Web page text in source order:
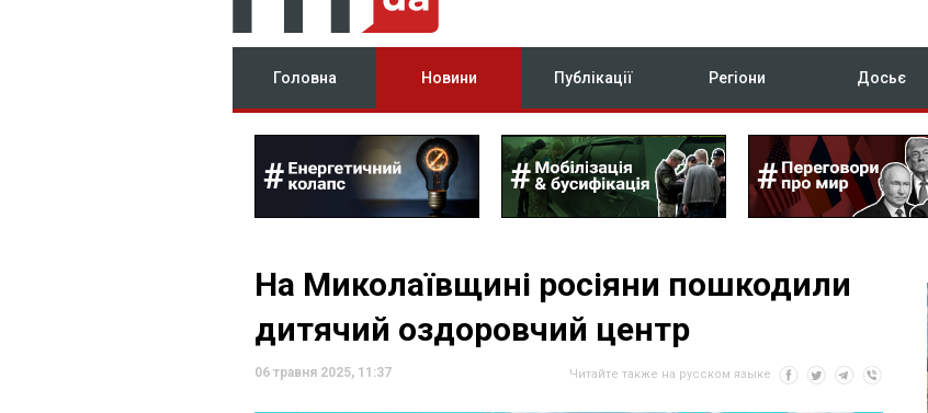
Головна Новини Публікації Регіони Досьє
На Миколаївщині росіяни пошкодили
дитячий оздоровчий центр
06 травня 2025, 11:37 Читайте также на русском языке